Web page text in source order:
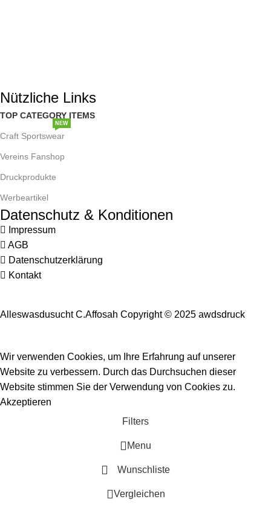
Nützliche Links
TOP CATEGORY ITEMS
Craft Sportswear
NEW
Vereins Fanshop
Druckprodukte
Werbeartikel
Datenschutz & Konditionen
Impressum
AGB
Datenschutzerklärung
Kontakt
Alleswasdusucht C.Affosah Copyright © 2025 awdsdruck
Wir verwenden Cookies, um Ihre Erfahrung auf unserer
Website zu verbessern. Durch das Durchsuchen dieser
Website stimmen Sie der Verwendung von Cookies zu.
Akzeptieren
Filters
Menu
Wunschliste
Vergleichen